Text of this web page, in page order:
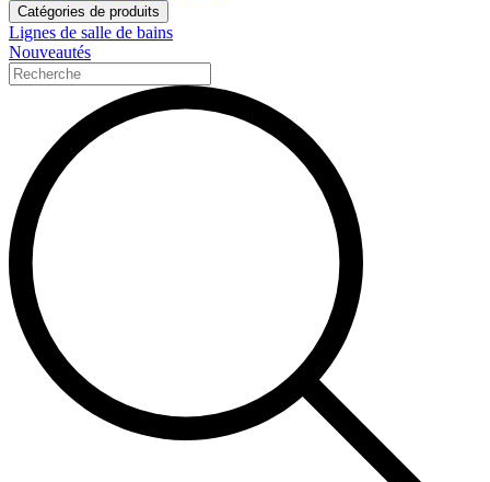
Catégories de produits
Lignes de salle de bains
Nouveautés